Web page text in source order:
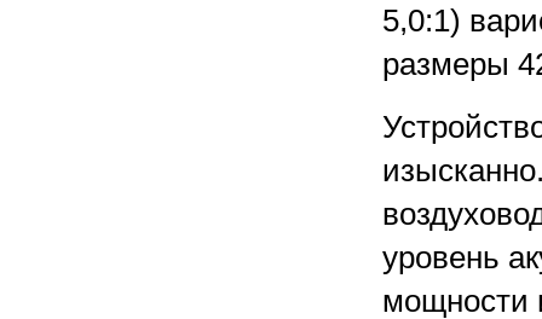
5,0:1)
размеры
уровень
мощности